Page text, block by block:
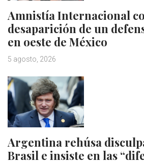
Amnistía Internacional
desaparición de un
en oeste de México
5 agosto, 2026
Argentina rehúsa
Brasil e insiste en las